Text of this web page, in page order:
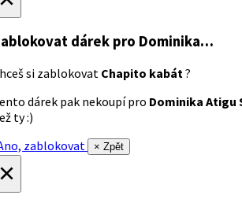
dárek pro Dominika…
si zablokovat Chapito kabát ?
dárek pak nekoupí pro Dominika Atigu
ty :)
zablokovat
× Zpět